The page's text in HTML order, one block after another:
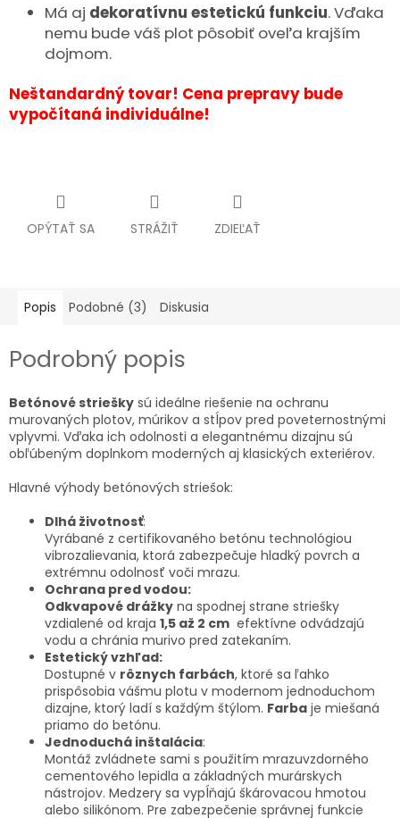
Má aj dekoratívnu estetickú funkciu. Vďaka
nemu bude váš plot pôsobiť oveľa krajším
dojmom.
Neštandardný tovar! Cena prepravy bude
vypočítaná individuálne!
OPÝTAŤ SA STRÁŽIŤ ZDIEĽAŤ
Popis Podobné (3) Diskusia
Podrobný popis
Betónové striešky sú ideálne riešenie na ochranu
murovaných plotov, múrikov a stĺpov pred poveternostnými
vplyvmi. Vďaka ich odolnosti a elegantnému dizajnu sú
obľúbeným doplnkom moderných aj klasických exteriérov.
Hlavné výhody betónových striešok:
Dlhá životnosť:
Vyrábané z certifikovaného betónu technológiou
vibrozalievania, ktorá zabezpečuje hladký povrch a
extrémnu odolnosť voči mrazu.
Ochrana pred vodou:
Odkvapové drážky na spodnej strane striešky
vzdialené od kraja 1,5 až 2 cm efektívne odvádzajú
vodu a chránia murivo pred zatekaním.
Estetický vzhľad:
Dostupné v rôznych farbách, ktoré sa ľahko
prispôsobia vášmu plotu v modernom jednoduchom
dizajne, ktorý ladí s každým štýlom. Farba je miešaná
priamo do betónu.
Jednoduchá inštalácia:
Montáž zvládnete sami s použitím mrazuvzdorného
cementového lepidla a základných murárskych
nástrojov. Medzery sa vypĺňajú škárovacou hmotou
alebo silikónom. Pre zabezpečenie správnej funkcie